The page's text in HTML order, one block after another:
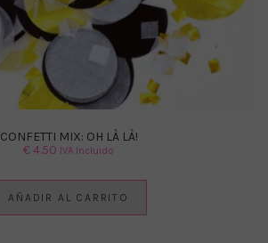
CONFETTI MIX: OH LÀ LÀ!
€4.50 IVA Incluido
AÑADIR AL CARRITO